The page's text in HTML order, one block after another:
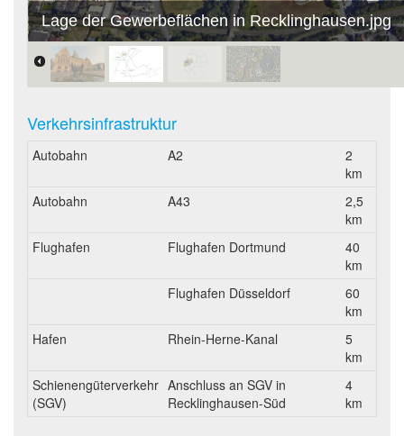
Lage der Gewerbeflächen in Recklinghausen.jpg
Verkehrsinfrastruktur
Autobahn A2
2
km
Autobahn
A43
2,5
km
Flughafen
Flughafen Dortmund
40
km
Flughafen Düsseldorf
60
km
Hafen
Rhein-Herne-Kanal
5
km
Schienengüterverkehr
(SGV)
Anschluss an SGV in
Recklinghausen-Süd
4
km